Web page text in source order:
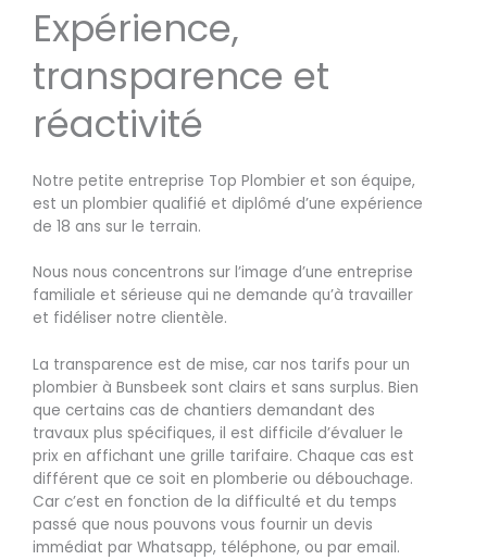
Expérience,
transparence et
réactivité
Notre petite entreprise Top Plombier et son équipe,
est un plombier qualifié et diplômé d’une expérience
de 18 ans sur le terrain.
Nous nous concentrons sur l’image d’une entreprise
familiale et sérieuse qui ne demande qu’à travailler
et fidéliser notre clientèle.
La transparence est de mise, car nos tarifs pour un
plombier à Bunsbeek sont clairs et sans surplus. Bien
que certains cas de chantiers demandant des
travaux plus spécifiques, il est difficile d’évaluer le
prix en affichant une grille tarifaire. Chaque cas est
différent que ce soit en plomberie ou débouchage.
Car c’est en fonction de la difficulté et du temps
passé que nous pouvons vous fournir un devis
immédiat par Whatsapp, téléphone, ou par email.